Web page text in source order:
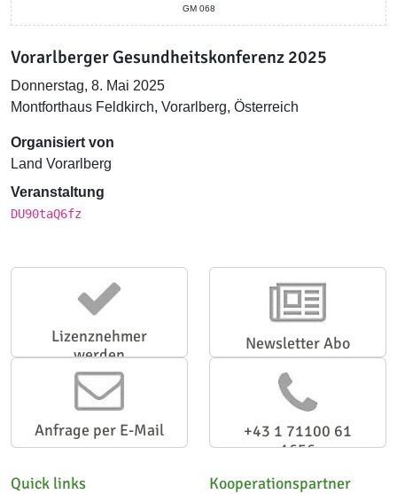
GM 068
Vorarlberger Gesundheitskonferenz 2025
Donnerstag, 8. Mai 2025
Montforthaus Feldkirch, Vorarlberg, Österreich
Organisiert von
Land Vorarlberg
Veranstaltung
DU90taQ6fz
Lizenznehmer
werden
Newsletter Abo
Anfrage per E-Mail
+43 1 71100 61
1656
Quick links
Kooperationspartner